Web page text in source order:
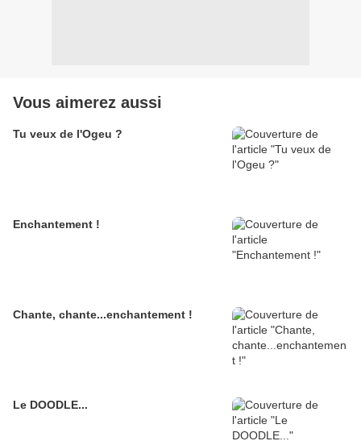
Vous aimerez aussi
Tu veux de l'Ogeu ?
Enchantement !
Chante, chante...enchantement !
Le DOODLE...